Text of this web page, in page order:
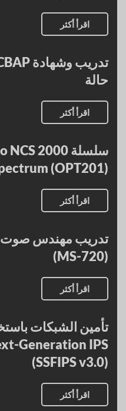
اقرأ أكثر
حالة
اقرأ أكثر
(OPT201)
اقرأ أكثر
(MS-720)
اقرأ أكثر
Generation IPS
(SSFIPS v3.0)
اقرأ أكثر